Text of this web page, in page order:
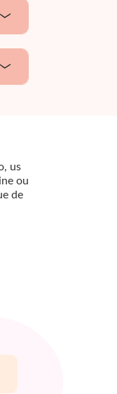
us
ou
de